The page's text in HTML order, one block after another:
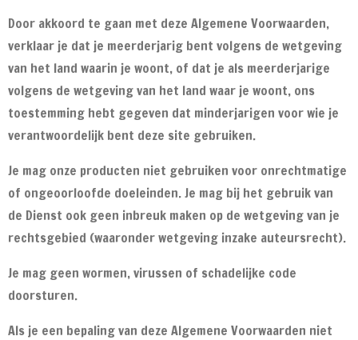
Door akkoord te gaan met deze Algemene Voorwaarden,
verklaar je dat je meerderjarig bent volgens de wetgeving
van het land waarin je woont, of dat je als meerderjarige
volgens de wetgeving van het land waar je woont, ons
toestemming hebt gegeven dat minderjarigen voor wie je
verantwoordelijk bent deze site gebruiken.
Je mag onze producten niet gebruiken voor onrechtmatige
of ongeoorloofde doeleinden. Je mag bij het gebruik van
de Dienst ook geen inbreuk maken op de wetgeving van je
rechtsgebied (waaronder wetgeving inzake auteursrecht).
Je mag geen wormen, virussen of schadelijke code
doorsturen.
Als je een bepaling van deze Algemene Voorwaarden niet